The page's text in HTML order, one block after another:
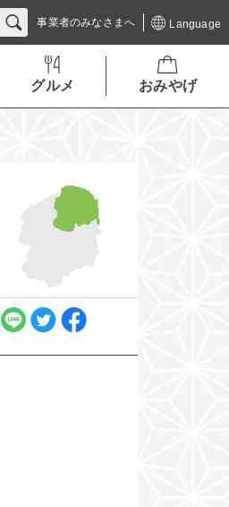
事業者のみなさまへ Language
グルメ おみやげ